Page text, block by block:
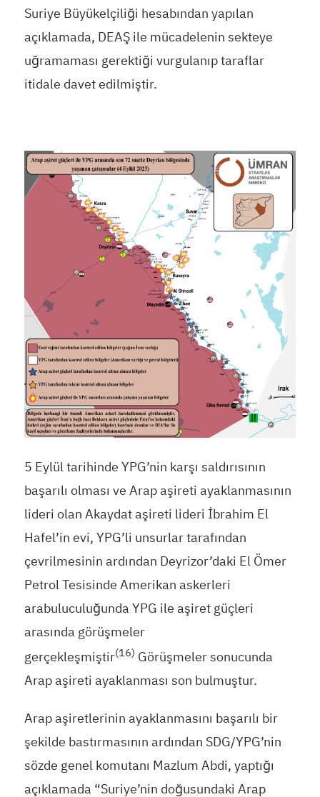
Suriye Büyükelçiliği hesabından yapılan
açıklamada, DEAŞ ile mücadelenin sekteye
uğramaması gerektiği vurgulanıp taraflar
itidale davet edilmiştir.
5 Eylül tarihinde YPG’nin karşı saldırısının
başarılı olması ve Arap aşireti ayaklanmasının
lideri olan Akaydat aşireti lideri İbrahim El
Hafel’in evi, YPG’li unsurlar tarafından
çevrilmesinin ardından Deyrizor’daki El Ömer
Petrol Tesisinde Amerikan askerleri
arabuluculuğunda YPG ile aşiret güçleri
arasında görüşmeler
gerçekleşmiştir(16) Görüşmeler sonucunda
Arap aşireti ayaklanması son bulmuştur.
Arap aşiretlerinin ayaklanmasını başarılı bir
şekilde bastırmasının ardından SDG/YPG’nin
sözde genel komutanı Mazlum Abdi, yaptığı
açıklamada “Suriye’nin doğusundaki Arap